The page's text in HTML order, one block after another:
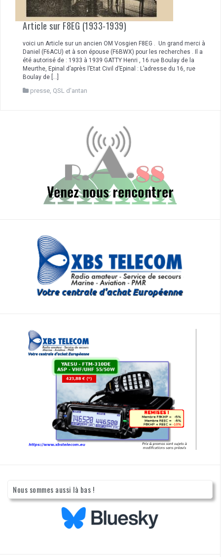
Article sur F8EG (1933-1939)
voici un Article sur un ancien OM Vosgien F8EG . Un grand merci à
Daniel (F6ACU) et à son épouse (F6BWX) pour les recherches . Il a
été autorisé de : 1933 à 1939 GATTY Henri , 16 rue Boulay de la
Meurthe, Epinal d’après l’Etat Civil d’Epinal : L’adresse du 16, rue
Boulay de […]
presse QSL d'antan
Nous sommes aussi là bas !